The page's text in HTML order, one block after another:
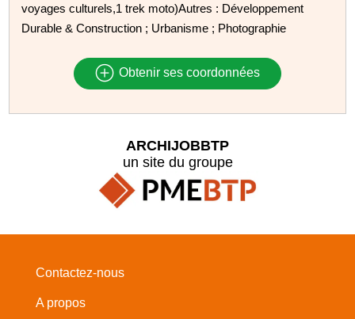
voyages culturels,1 trek moto)Autres : Développement
Durable & Construction ; Urbanisme ; Photographie
Obtenir ses coordonnées
ARCHIJOBBTP
un site du groupe
Contactez-nous
A propos